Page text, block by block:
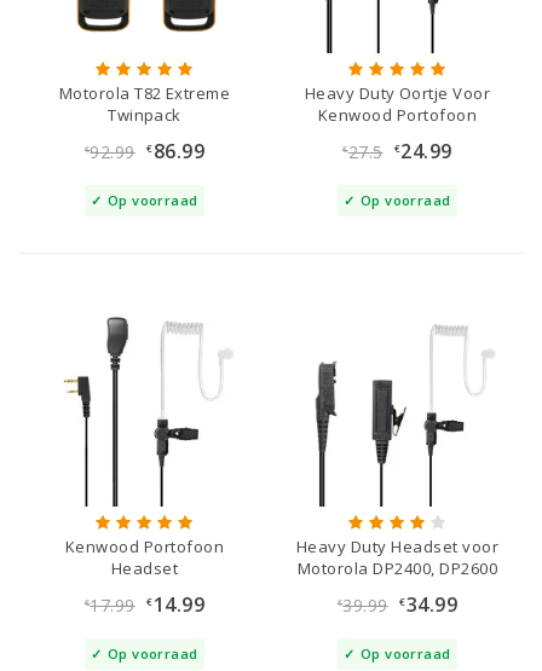
Motorola T82 Extreme
Twinpack
€92.99 €86.99
Op voorraad
Heavy Duty Oortje Voor
Kenwood Portofoon
€27.5 €24.99
Op voorraad
Kenwood Portofoon
Headset
€17.99 €14.99
Op voorraad
Heavy Duty Headset voor
Motorola DP2400, DP2600
€39.99 €34.99
Op voorraad